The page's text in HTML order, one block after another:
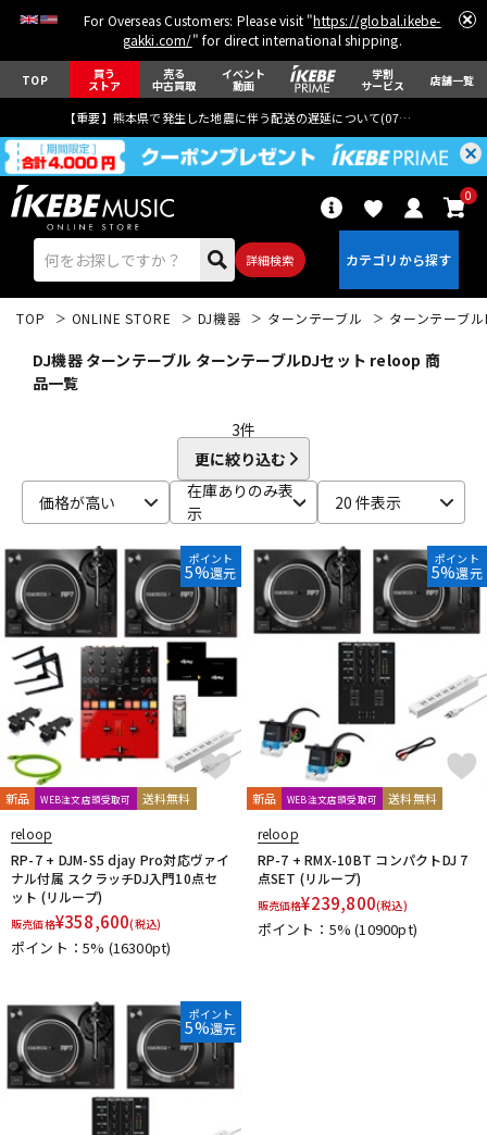
For Overseas Customers: Please visit "https://global.ikebe-
gakki.com/" for direct international shipping.
TOP 買う
ストア
売る
中古買取
イベント
動画
学割
サービス 店舗一覧
【重要】熊本県で発生した地震に伴う配送の遅延について(07月29日
詳細検索
0
ベース ウクレレ
ドラム パーカッション
キーボード 電子ピアノ
管楽器 その他楽器
DJ機器 DTM
配信/ライブ機器
TOP ONLINE STORE DJ機器 ターンテーブル ターンテーブ
DJ機器 ターンテーブル ターンテーブルDJセット reloop 商
品一覧
3件
更に絞り込む
価格が高い
在庫ありのみ表
示
20 件表示
ポイント
5%還元
新品 WEB注文店頭受取可 送料無料
reloop
RP-7 + DJM-S5 djay Pro対応ヴァイ
ナル付属 スクラッチDJ入門10点セ
ット (リループ)
販売価格¥358,600(税込)
ポイント：5% (16300pt)
ポイント
5%還元
新品 WEB注文店頭受取可 送料無料
reloop
RP-7 + RMX-10BT コンパクトDJ 7
点SET (リループ)
販売価格¥239,800(税込)
ポイント：5%(10900pt)
ポイント
5%還元